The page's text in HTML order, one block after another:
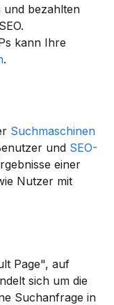
und bezahlten
.
Suchmaschinen
und SEO-
einer
Nutzer mit
Page", auf
sich um die
Suchanfrage in